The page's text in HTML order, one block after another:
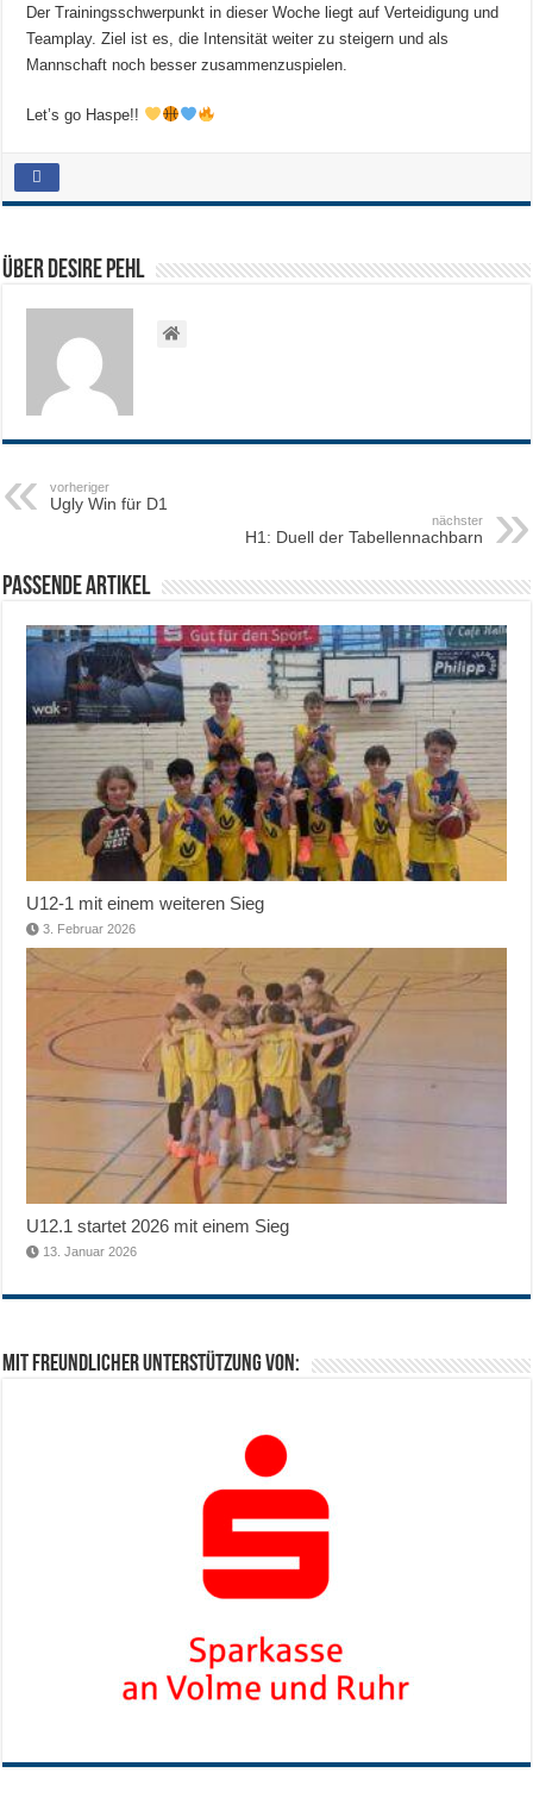
Der Trainingsschwerpunkt in dieser Woche liegt auf Verteidigung und
Teamplay. Ziel ist es, die Intensität weiter zu steigern und als
Mannschaft noch besser zusammenzuspielen.
Let’s go Haspe!!
Über Desire Pehl
vorheriger
Ugly Win für D1
nächster
H1: Duell der Tabellennachbarn
Passende Artikel
U12-1 mit einem weiteren Sieg
3. Februar 2026
U12.1 startet 2026 mit einem Sieg
13. Januar 2026
Mit freundlicher Unterstützung von: